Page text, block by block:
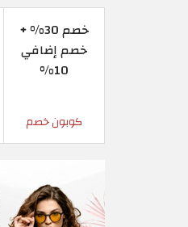
خصم 30% +
خصم إضافي
10%
كوبون خصم